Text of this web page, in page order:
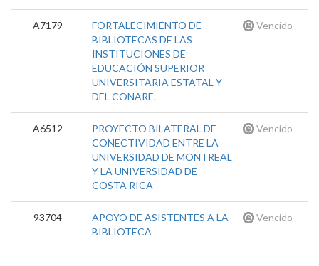
A7179
FORTALECIMIENTO DE
BIBLIOTECAS DE LAS
INSTITUCIONES DE
EDUCACIÓN SUPERIOR
UNIVERSITARIA ESTATAL Y
DEL CONARE.
Vencido
A6512
PROYECTO BILATERAL DE
CONECTIVIDAD ENTRE LA
UNIVERSIDAD DE MONTREAL
Y LA UNIVERSIDAD DE
COSTA RICA
Vencido
93704
APOYO DE ASISTENTES A LA
BIBLIOTECA
Vencido